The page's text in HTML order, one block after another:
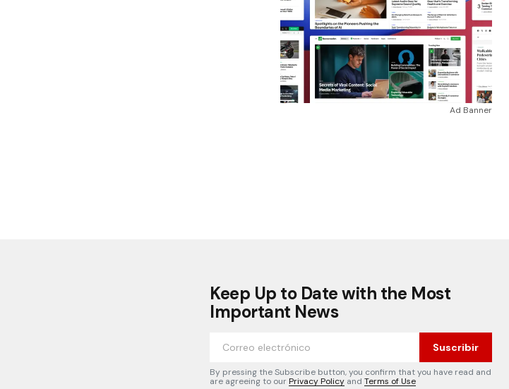
Ad Banner
Keep Up to Date with the Most
Important News
Suscribir
By pressing the Subscribe button, you confirm that you have read and
are agreeing to ourPrivacy Policy and Terms of Use